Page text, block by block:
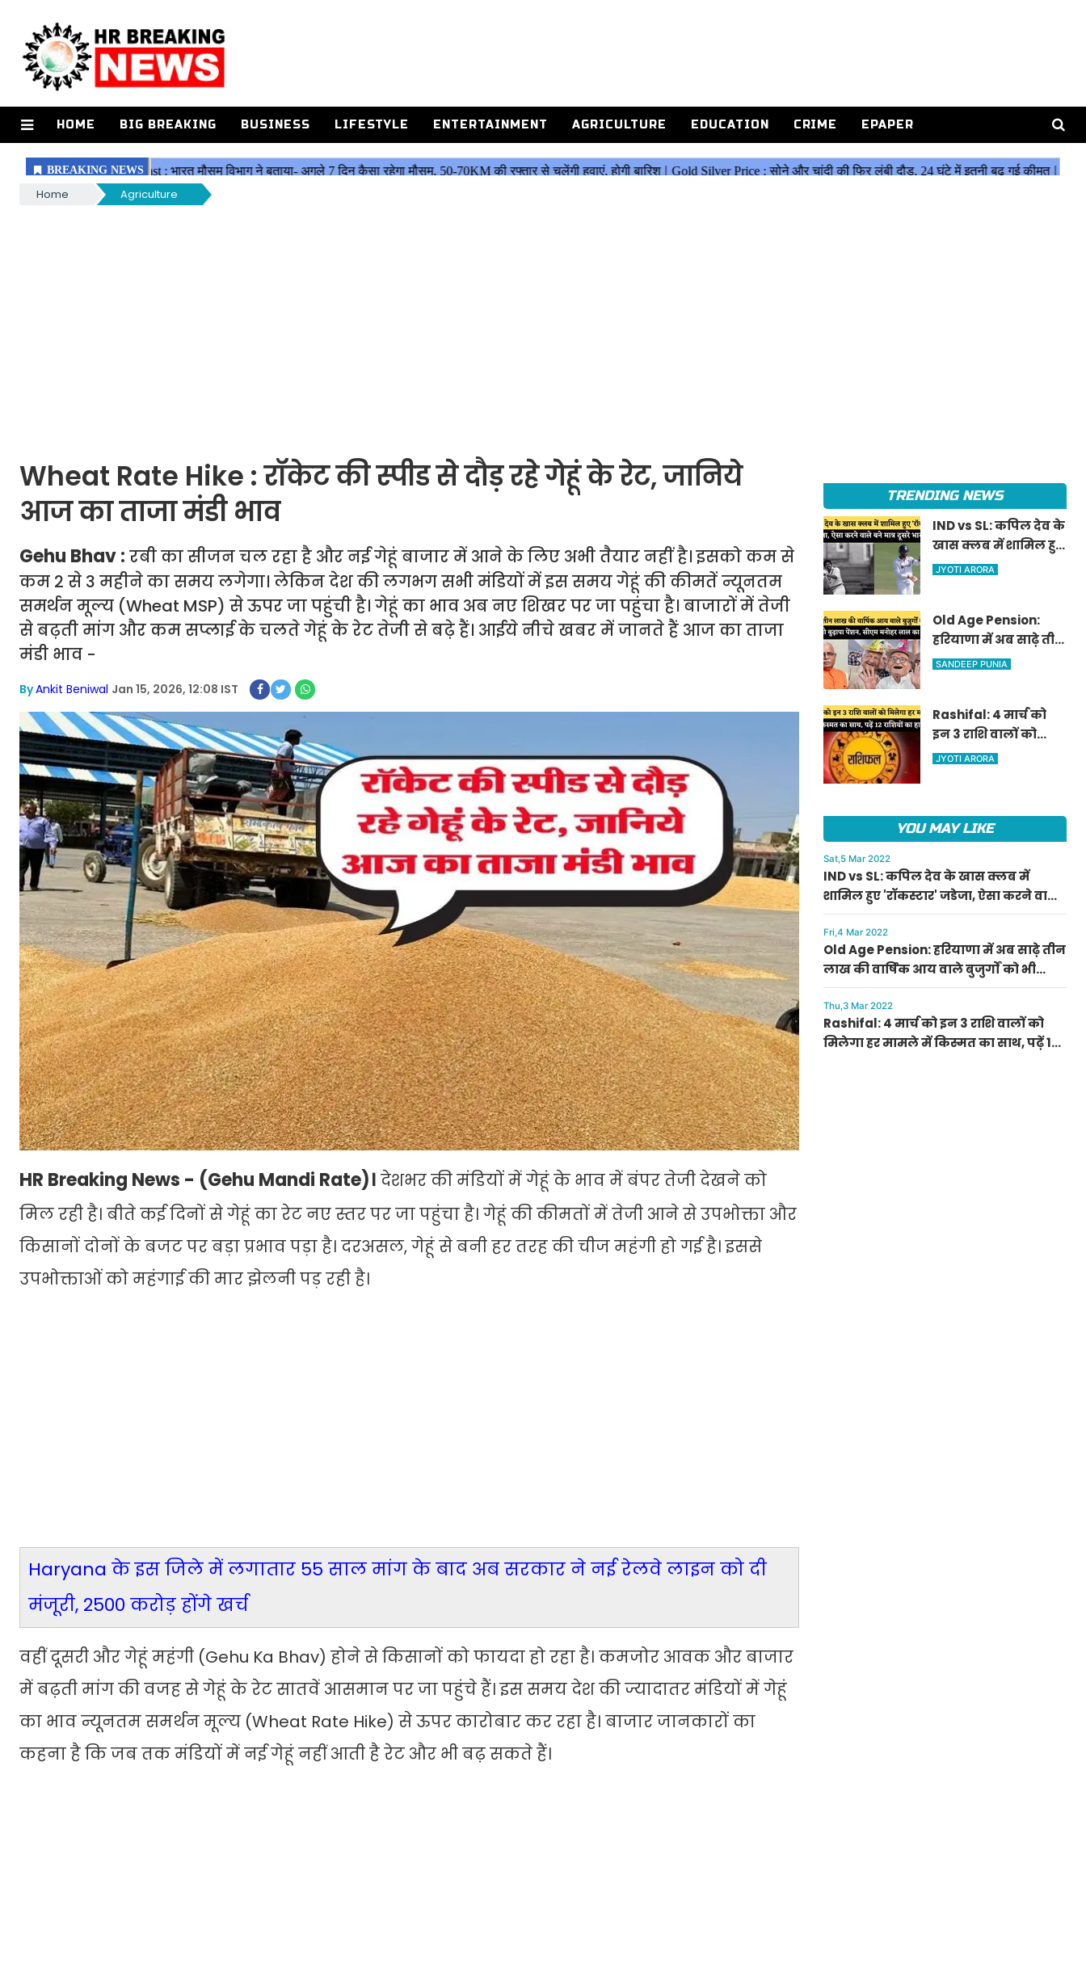
HOME BIG BREAKING BUSINESS LIFESTYLE ENTERTAINMENT AGRICULTURE EDUCATION CRIME EPAPER
Home Agriculture
Wheat Rate Hike : रॉकेट की स्पीड से दौड़ रहे गेहूं के रेट, जानिये
आज का ताजा मंडी भाव
Gehu Bhav : रबी का सीजन चल रहा है और नई गेहूं बाजार में आने के लिए अभी तैयार नहीं है। इसको कम से
कम 2 से 3 महीने का समय लगेगा। लेकिन देश की लगभग सभी मंडियों में इस समय गेहूं की कीमतें न्यूनतम
समर्थन मूल्य (Wheat MSP) से ऊपर जा पहुंची है। गेहूं का भाव अब नए शिखर पर जा पहुंचा है। बाजारों में तेजी
से बढ़ती मांग और कम सप्लाई के चलते गेहूं के रेट तेजी से बढ़े हैं। आईये नीचे खबर में जानते हैं आज का ताजा
मंडी भाव -
ByAnkit Beniwal Jan 15, 2026, 12:08 IST
HR Breaking News - (Gehu Mandi Rate)। देशभर की मंडियों में गेहूं के भाव में बंपर तेजी देखने को
मिल रही है। बीते कई दिनों से गेहूं का रेट नए स्तर पर जा पहुंचा है। गेहूं की कीमतों में तेजी आने से उपभोक्ता और
किसानों दोनों के बजट पर बड़ा प्रभाव पड़ा है। दरअसल, गेहूं से बनी हर तरह की चीज महंगी हो गई है। इससे
उपभोक्ताओं को महंगाई की मार झेलनी पड़ रही है।
Haryana के इस जिले में लगातार 55 साल मांग के बाद अब सरकार ने नई रेलवे लाइन को दी
मंजूरी, 2500 करोड़ होंगे खर्च
वहीं दूसरी और गेहूं महंगी (Gehu Ka Bhav) होने से किसानों को फायदा हो रहा है। कमजोर आवक और बाजार
में बढ़ती मांग की वजह से गेहूं के रेट सातवें आसमान पर जा पहुंचे हैं। इस समय देश की ज्यादातर मंडियों में गेहूं
का भाव न्यूनतम समर्थन मूल्य (Wheat Rate Hike) से ऊपर कारोबार कर रहा है। बाजार जानकारों का
कहना है कि जब तक मंडियों में नई गेहूं नहीं आती है रेट और भी बढ़ सकते हैं।
TRENDING NEWS
IND vs SL: कपिल देव के
खास क्लब में शामिल हुए
'रॉकस्टार' जडेजा, ऐसा
JYOTI ARORA
Old Age Pension:
हरियाणा में अब साढ़े तीन
लाख की वार्षिक आय
सीएम मनोहर लाल का
ऐलान
SANDEEP PUNIA
Rashifal: 4 मार्च को
इन 3 राशि वालों को
मिलेगा हर मामले में
JYOTI ARORA
YOU MAY LIKE
Sat,5 Mar 2022
IND vs SL: कपिल देव के खास क्लब में
शामिल हुए 'रॉकस्टार' जडेजा, ऐसा करने वाले
बने मात्र दूसरे भारतीय
Fri,4 Mar 2022
Old Age Pension: हरियाणा में अब साढ़े तीन
लाख की वार्षिक आय वाले बुजुर्गों को भी
मिलेगी बुढ़ापा पेंशन, सीएम मनोहर लाल का
ऐलान
Thu,3 Mar 2022
Rashifal: 4 मार्च को इन 3 राशि वालों को
मिलेगा हर मामले में किस्मत का साथ, पढ़ें 12